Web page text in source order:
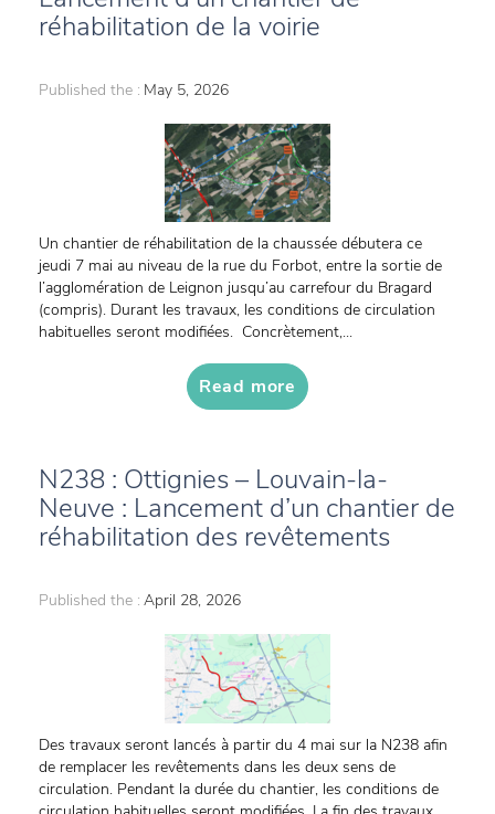
réhabilitation de la voirie
Published the : May 5, 2026
Un chantier de réhabilitation de la chaussée débutera ce
jeudi 7 mai au niveau de la rue du Forbot, entre la sortie de
l’agglomération de Leignon jusqu’au carrefour du Bragard
(compris). Durant les travaux, les conditions de circulation
habituelles seront modifiées. Concrètement,...
Read more
N238 : Ottignies – Louvain-la-
Neuve : Lancement d’un chantier de
réhabilitation des revêtements
Published the : April 28, 2026
Des travaux seront lancés à partir du 4 mai sur la N238 afin
de remplacer les revêtements dans les deux sens de
circulation. Pendant la durée du chantier, les conditions de